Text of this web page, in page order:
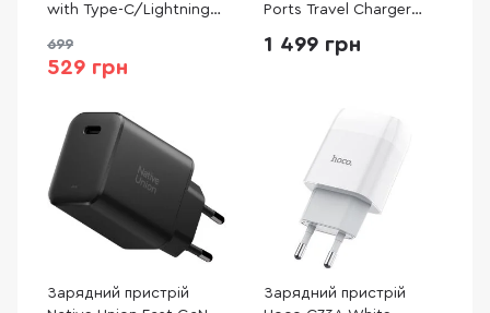
with Type-C/Lightning
699
529 грн
Ports Travel Charger
1 499 грн
Зарядний пристрій
Зарядний пристрій